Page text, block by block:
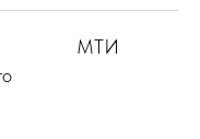
МТИ